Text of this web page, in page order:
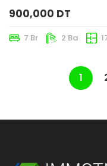
900,000 DT
7 Br 2 Ba
1